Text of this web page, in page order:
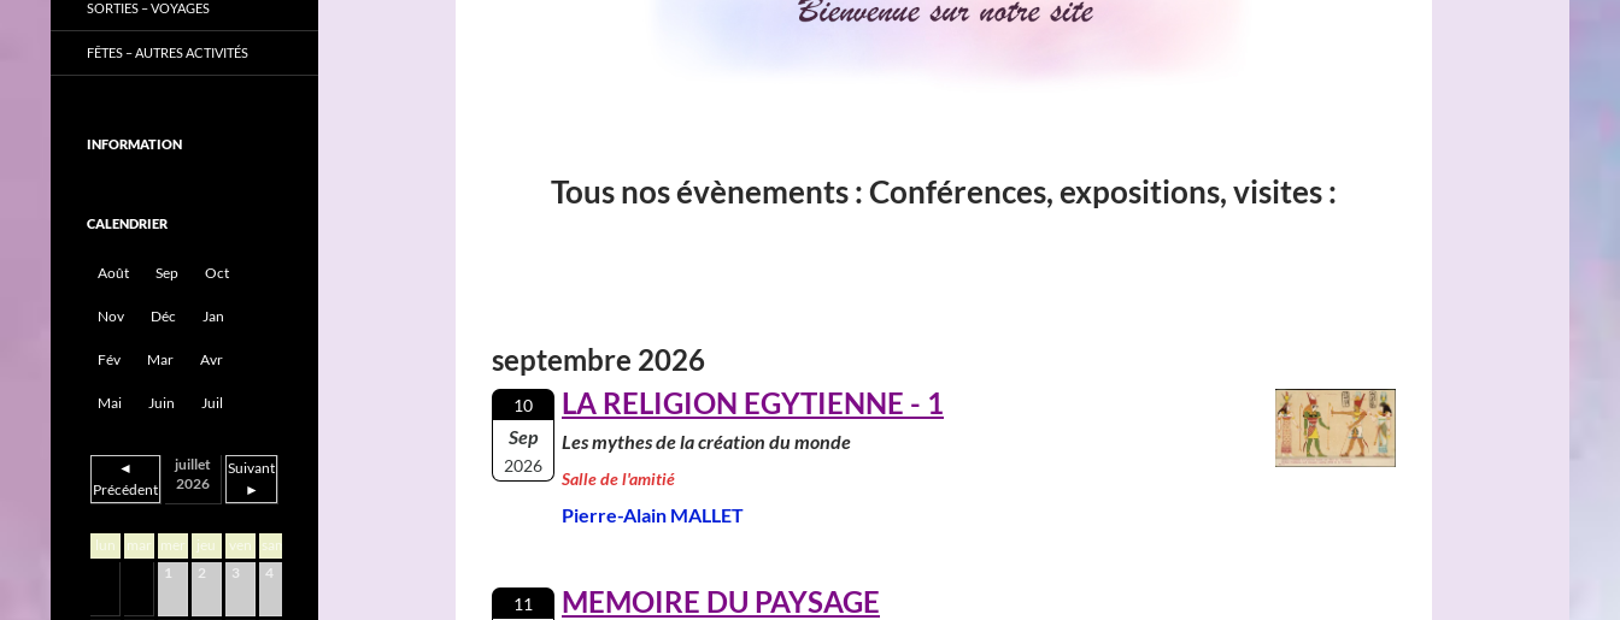
Tous nos évènements :Conférences, expositions, visites:
septembre 2026
10
Sep
2026
LA RELIGION EGYTIENNE - 1
Les mythes de la création du monde
Salle de l'amitié
Pierre-Alain MALLET
11 MEMOIRE DU PAYSAGE
SORTIES – VOYAGES
FÊTES – AUTRES ACTIVITÉS
INFORMATION
CALENDRIER
Août Sep Oct
Nov Déc Jan
Fév Mar Avr
Mai Juin Juil
◄
Précédent
juillet
2026
Suivant
►
lun mar mer jeu ven sam
1
2 3 4